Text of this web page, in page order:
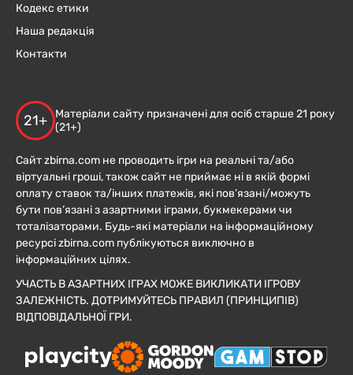
Кодекс етики
Наша редакція
Контакти
21+
Матеріали сайту призначені для осіб старше 21 року
(21+)
Сайт zbirna.com не проводить ігри на реальні та/або
віртуальні гроші, також сайт не приймає ні в якій формі
оплату ставок та/інших платежів, які пов’язані/можуть
бути пов’язані з азартними іграми, букмекерами чи
тоталізаторами. Будь-які матеріали на інформаційному
ресурсі zbirna.com публікуються виключно в
інформаційних цілях.
УЧАСТЬ В АЗАРТНИХ ІГРАХ МОЖЕ ВИКЛИКАТИ ІГРОВУ
ЗАЛЕЖНІСТЬ. ДОТРИМУЙТЕСЬ ПРАВИЛ (ПРИНЦИПІВ)
ВІДПОВІДАЛЬНОЇ ГРИ.